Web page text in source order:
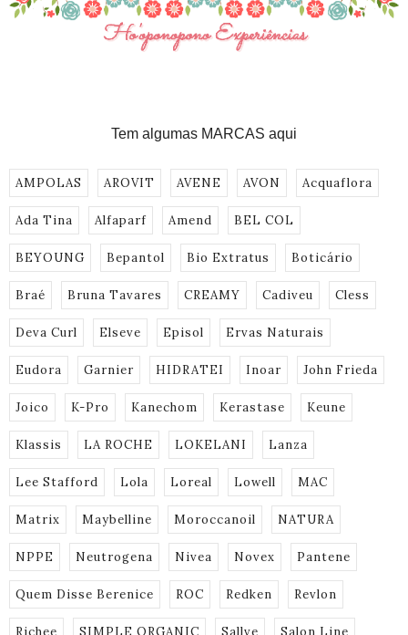
Tem algumas MARCAS aqui
AMPOLAS AROVIT AVENE AVON Acquaflora
Ada Tina Alfaparf Amend BEL COL
BEYOUNG Bepantol Bio Extratus Boticário
Braé Bruna Tavares CREAMY Cadiveu Cless
Deva Curl Elseve Episol Ervas Naturais
Eudora Garnier HIDRATEI Inoar John Frieda
Joico K-Pro Kanechom Kerastase Keune
Klassis LA ROCHE LOKELANI Lanza
Lee Stafford Lola Loreal Lowell MAC
Matrix Maybelline Moroccanoil NATURA
NPPE Neutrogena Nivea Novex Pantene
Quem Disse Berenice ROC Redken Revlon
Richee SIMPLE ORGANIC Sallve Salon Line